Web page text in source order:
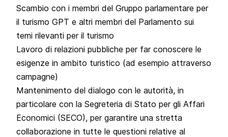
Scambio con i membri del Gruppo parlamentare per
il turismo GPT e altri membri del Parlamento sui
temi rilevanti per il turismo
Lavoro di relazioni pubbliche per far conoscere le
esigenze in ambito turistico (ad esempio attraverso
campagne)
Mantenimento del dialogo con le autorità, in
particolare con la Segreteria di Stato per gli Affari
Economici (SECO), per garantire una stretta
collaborazione in tutte le questioni relative al